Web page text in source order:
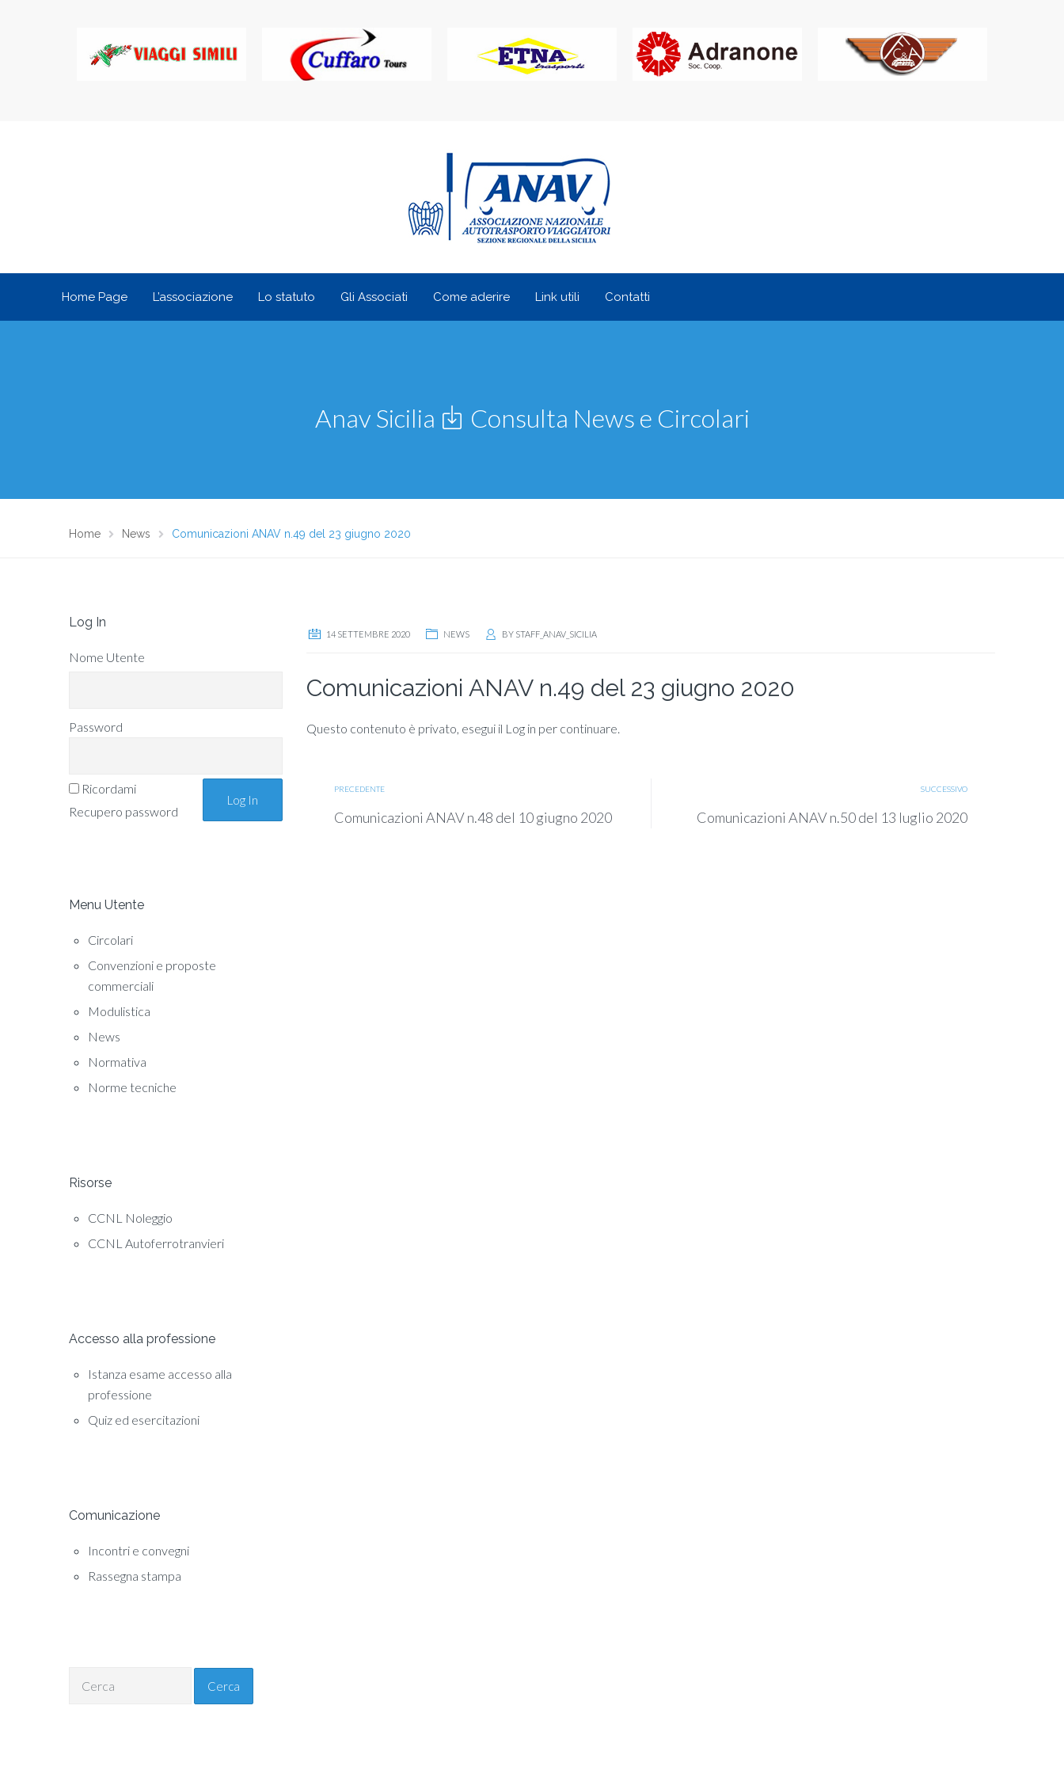
Home Page L’associazione Lo statuto Gli Associati Come aderire Link utili Contatti
Anav Sicilia Consulta News e Circolari
Home News Comunicazioni ANAV n.49 del 23 giugno 2020
Log In
Nome Utente
Password
Ricordami
Recupero password
Menu Utente
Circolari
Convenzioni e proposte
commerciali
Modulistica
News
Normativa
Norme tecniche
Risorse
CCNL Noleggio
CCNL Autoferrotranvieri
Accesso alla professione
Istanza esame accesso alla
professione
Quiz ed esercitazioni
Comunicazione
Incontri e convegni
Rassegna stampa
Cerca
14 SETTEMBRE 2020 NEWS BY STAFF_ANAV_SICILIA
Comunicazioni ANAV n.49 del 23 giugno 2020
Questo contenuto è privato, esegui il Log in per continuare.
PRECEDENTE
Comunicazioni ANAV n.48 del 10 giugno 2020
SUCCESSIVO
Comunicazioni ANAV n.50 del 13 luglio 2020